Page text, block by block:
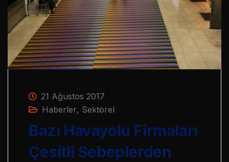
21 Ağustos 2017
Haberler, Sektörel
Bazı Havayolu Firmaları
Çesitli Sebeplerden